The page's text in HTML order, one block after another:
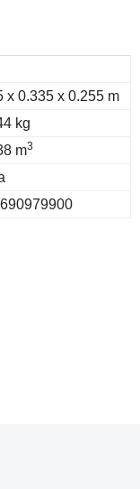
x 0.335 x 0.255 m
kg
m3